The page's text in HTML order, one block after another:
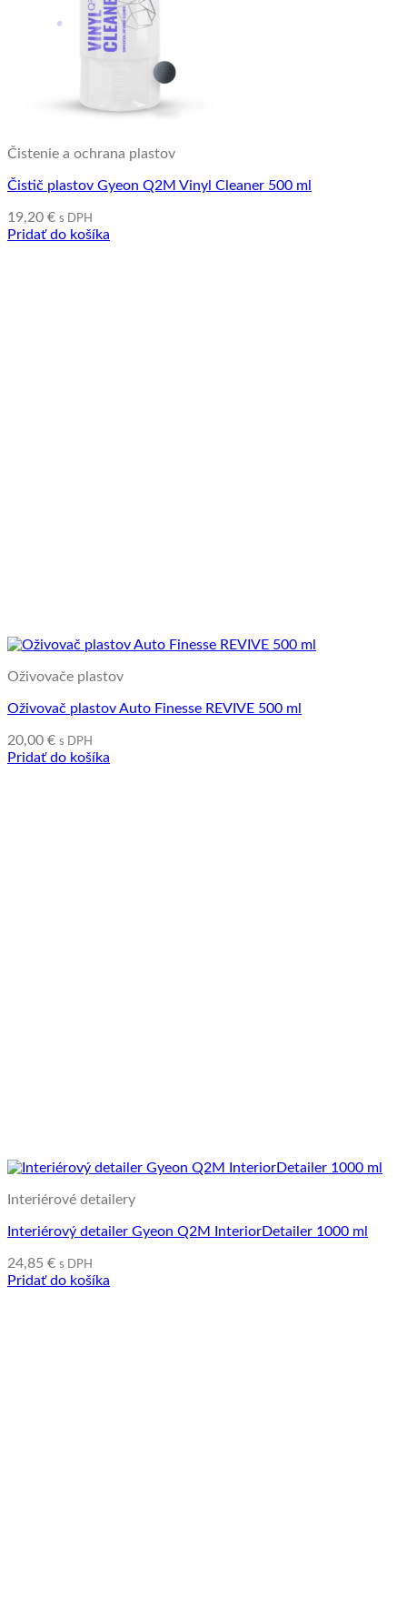
Čistenie a ochrana plastov
Čistič plastov Gyeon Q2M Vinyl Cleaner 500 ml
19,20 € s DPH
Pridať do košíka
Oživovače plastov
Oživovač plastov Auto Finesse REVIVE 500 ml
20,00 € s DPH
Pridať do košíka
Interiérové detailery
Interiérový detailer Gyeon Q2M InteriorDetailer 1000 ml
24,85 € s DPH
Pridať do košíka